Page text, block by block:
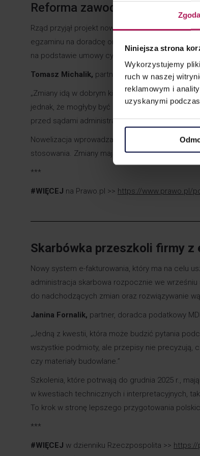
Niniejsza strona
Wykorzystujemy
ruch w naszej
reklamowym i
uzyskanymi
Reforma zawodu doradcy
Rząd przyjął projekt nowelizacji ustawy o
egzaminu na doradcę oraz kompetencji
na podstawie umowy cywilnoprawnej,
Tomasz Michalik, partner, doradca podatkowy
„Zmiany idą w dobrym kierunku. To
jednak, że mogłyby być bardziej dalekosiężne.
przed sądami administracyjnymi w togach, co
Nowelizacja wprowadza również zmiany w
stosowania. Zmiany mają na celu poprawę
***
#WIĘCEJ na Prawo.pl >> https://www.prawo.pl/
Skarbówka przeszkoli firmy z
Nowy system e-fakturowania, który ma na celu
administracja skarbowa rozpocznie we
do nadchodzących zmian oraz rozwiązywanie
Janina Fornalik, partner, doradca podatkowy
„Jedną z kwestii, która może budzić pytania
wszystkie podmioty, ale przepisy nie precyzują,
czy materiały budowlane.”
Szkolenia, które potrwają do grudnia 2025 r.,
w kwestiach technicznych i interpretacyjnych,
To krok w stronę lepszego przygotowania
***
#WIĘCEJ w dzienniku Rzeczpospolita >> https://